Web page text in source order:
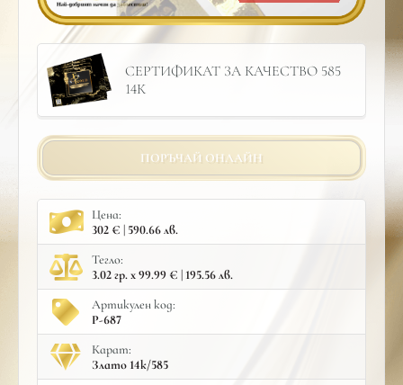
СЕРТИФИКАТ ЗА КАЧЕСТВО 585
14К
ПОРЪЧАЙ ОНЛАЙН
Цена:
302 € | 590.66 лв.
Тегло:
3.02 гр. x 99.99 € | 195.56 лв.
Артикулен код:
Р-687
Карат:
Злато 14к/585